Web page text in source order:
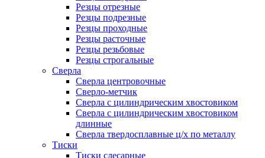
Резцы отрезные
Резцы подрезные
Резцы проходные
Резцы расточные
Резцы резьбовые
Резцы строгальные
Сверла
Сверла центровочные
Сверло-метчик
Сверла с цилиндрическим хвостовиком
Сверла с цилиндрическим хвостовиком
длинные
Сверла твердосплавные ц/х по металлу
Тиски
Тиски слесарные